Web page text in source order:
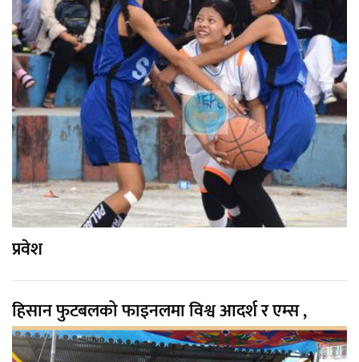
प्रवेश
हिसान फुटबलको फाइनलमा विश्व आदर्श र एम्स ,